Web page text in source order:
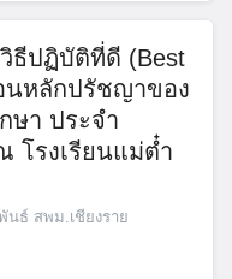
ธีปฏิบัติที่ดี (Best
นหลักปรัชญาของ
ษา ประจำ
โรงเรียนแม่ต๋ำ
นธ์ สพม.เชียงราย